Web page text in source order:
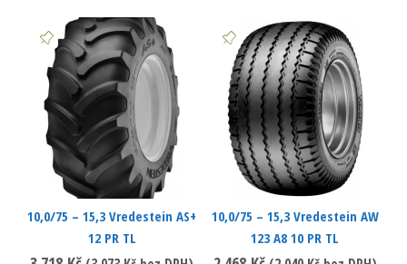
10,0/75 – 15,3 Vredestein AS+
12 PR TL
10,0/75 – 15,3 Vredestein AW
123 A8 10 PR TL